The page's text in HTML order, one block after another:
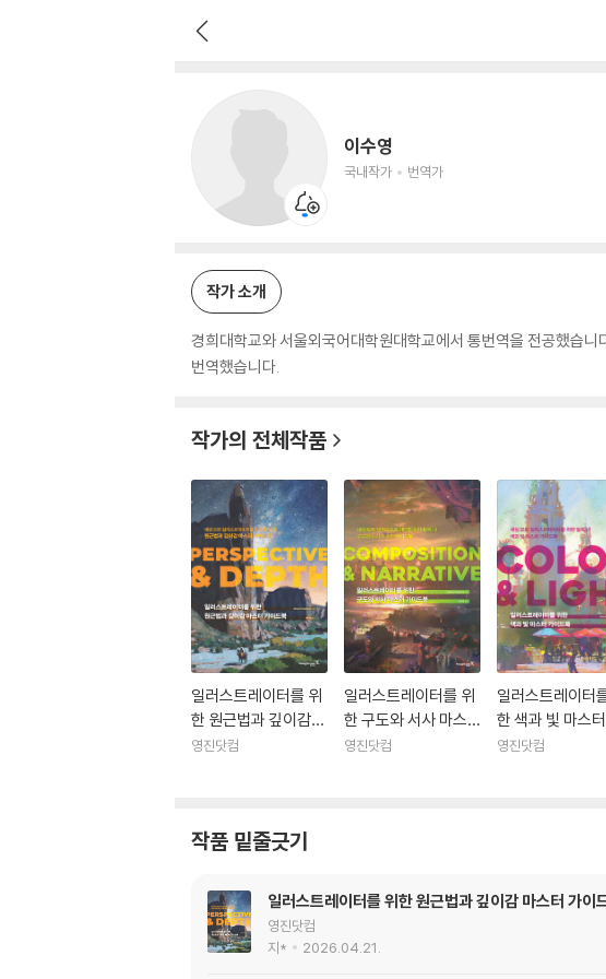
이수영
국내작가 번역가
작가 소개
경희대학교와 서울외국어대학원대학교에서 통번역을 전공했습
번역했습니다.
작가의 전체작품
일러스트레이터를 위
한 원근법과 깊이감
마스터 가이드북 : PE
영진닷컴
일러스트레이터를 위
한 구도와 서사 마스
터 가이드북 : COMP
영진닷컴
일러스트레이터
한 색과 빛 마스
이드북 : COLOR
영진닷컴
작품 밑줄긋기
일러스트레이터를 위한 원근법과 깊이감 마스터
영진닷컴
지*
2026.04.21.